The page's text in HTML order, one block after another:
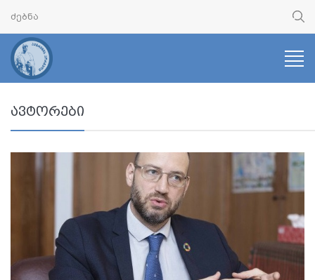
ავტორები